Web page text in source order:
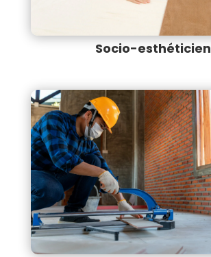
Socio-esthéticien